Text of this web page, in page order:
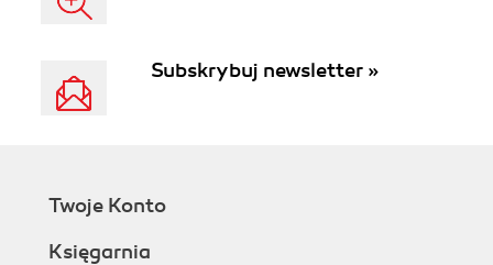
Subskrybuj newsletter »
Twoje Konto
Księgarnia